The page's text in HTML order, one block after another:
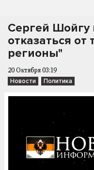
Сергей Шойгу
отказаться
регионы"
20 Октября 03:19
Новости Политика